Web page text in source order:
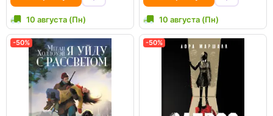
10 августа (Пн) 10 августа (Пн)
-50% -50%